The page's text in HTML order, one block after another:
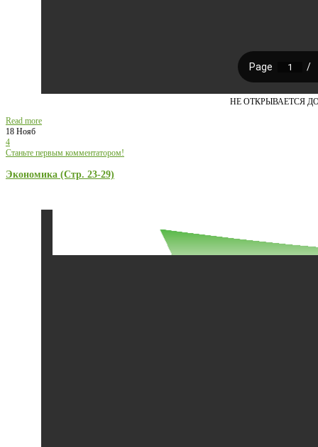
НЕ ОТКРЫВАЕТСЯ
Read more
18 Нояб
4
Станьте первым комментатором!
Экономика (Стр. 23-29)